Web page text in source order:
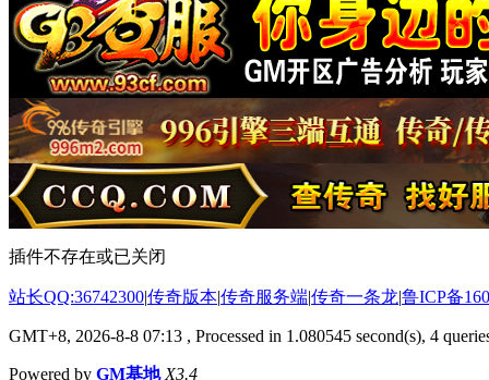
插件不存在或已关闭
站长QQ:36742300|传奇版本|传奇服务端|传奇一条龙|鲁ICP备
GMT+8, 2026-8-8 07:13 , Processed in 1.080545 second(s), 4
Powered by GM基地 X3.4